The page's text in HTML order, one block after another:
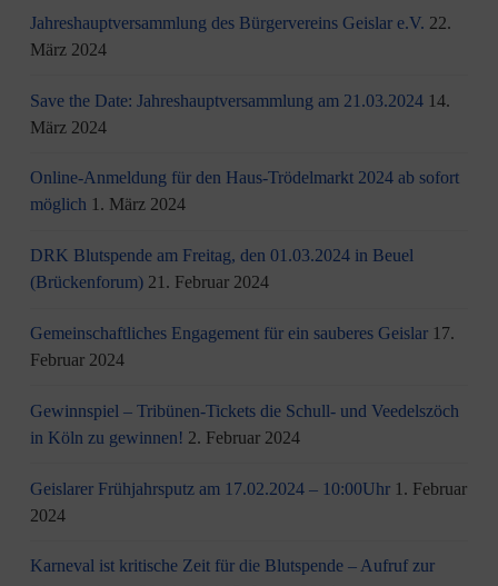
Jahreshauptversammlung des Bürgervereins Geislar e.V. 22.
März 2024
Save the Date: Jahreshauptversammlung am 21.03.2024 14.
März 2024
Online-Anmeldung für den Haus-Trödelmarkt 2024 ab sofort
möglich 1. März 2024
DRK Blutspende am Freitag, den 01.03.2024 in Beuel
(Brückenforum) 21. Februar 2024
Gemeinschaftliches Engagement für ein sauberes Geislar 17.
Februar 2024
Gewinnspiel – Tribünen-Tickets die Schull- und Veedelszöch
in Köln zu gewinnen! 2. Februar 2024
Geislarer Frühjahrsputz am 17.02.2024 – 10:00Uhr 1. Februar
2024
Karneval ist kritische Zeit für die Blutspende – Aufruf zur